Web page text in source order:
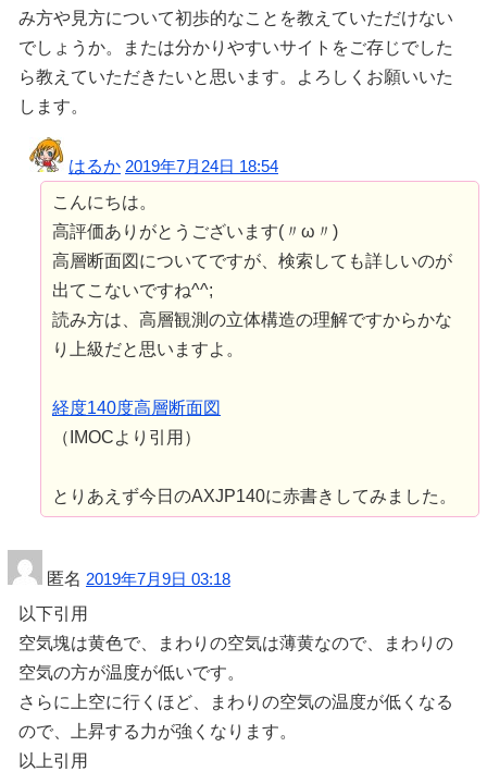
み方や見方について初歩的なことを教えていただけない
でしょうか。または分かりやすいサイトをご存じでした
ら教えていただきたいと思います。よろしくお願いいた
します。
はるか 2019年7月24日 18:54
こんにちは。
高評価ありがとうございます(〃ω〃)
高層断面図についてですが、検索しても詳しいのが
出てこないですね^^;
読み方は、高層観測の立体構造の理解ですからかな
り上級だと思いますよ。
経度140度高層断面図
（IMOCより引用）
とりあえず今日のAXJP140に赤書きしてみました。
匿名 2019年7月9日 03:18
以下引用
空気塊は黄色で、まわりの空気は薄黄なので、まわりの
空気の方が温度が低いです。
さらに上空に行くほど、まわりの空気の温度が低くなる
ので、上昇する力が強くなります。
以上引用